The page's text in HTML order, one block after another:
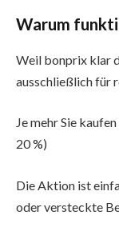
Warum
Weil bonprix klar
ausschließlich für
Je mehr Sie
20 %)
Die Aktion ist
oder versteckte